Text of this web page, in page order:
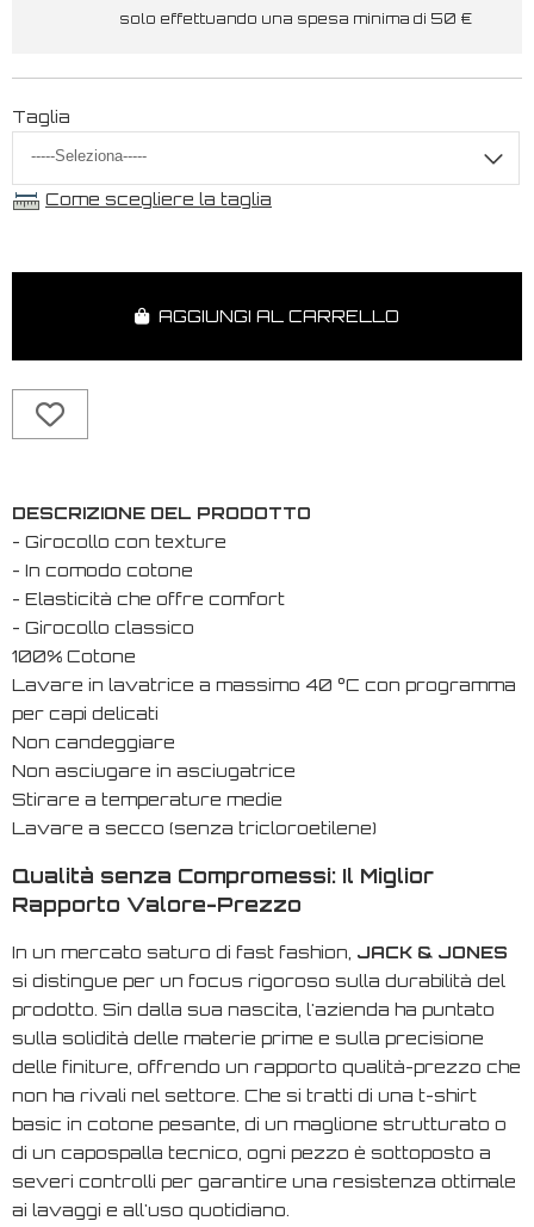
solo effettuando una spesa minima di 50 €
Taglia
Come scegliere la taglia
AGGIUNGI AL CARRELLO
DESCRIZIONE DEL PRODOTTO
- Girocollo con texture
- In comodo cotone
- Elasticità che offre comfort
- Girocollo classico
100% Cotone
Lavare in lavatrice a massimo 40 °C con programma
per capi delicati
Non candeggiare
Non asciugare in asciugatrice
Stirare a temperature medie
Lavare a secco (senza tricloroetilene)
Qualità senza Compromessi: Il Miglior
Rapporto Valore-Prezzo
In un mercato saturo di fast fashion, JACK & JONES
si distingue per un focus rigoroso sulla durabilità del
prodotto. Sin dalla sua nascita, l'azienda ha puntato
sulla solidità delle materie prime e sulla precisione
delle finiture, offrendo un rapporto qualità-prezzo che
non ha rivali nel settore. Che si tratti di una t-shirt
basic in cotone pesante, di un maglione strutturato o
di un capospalla tecnico, ogni pezzo è sottoposto a
severi controlli per garantire una resistenza ottimale
ai lavaggi e all'uso quotidiano.